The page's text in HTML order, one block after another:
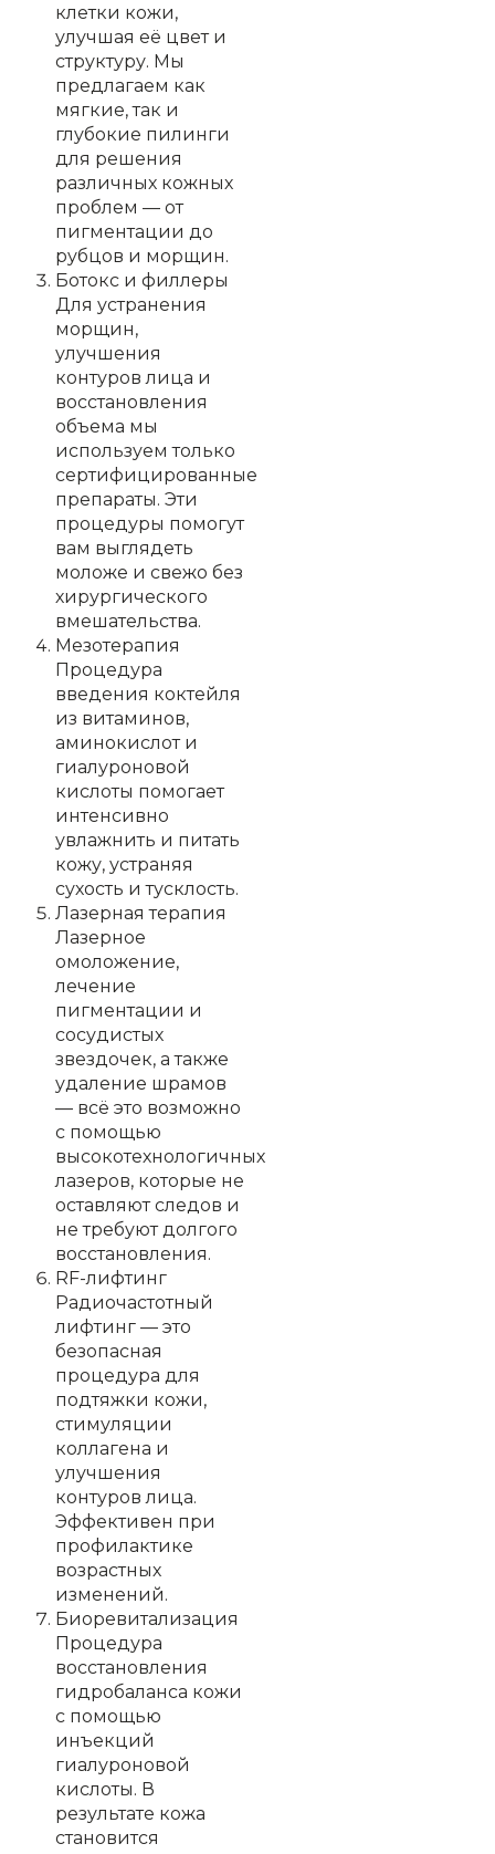
клетки кожи,
улучшая её цвет и
структуру. Мы
предлагаем как
мягкие, так и
глубокие пилинги
для решения
различных кожных
проблем — от
пигментации до
рубцов и морщин.
Ботокс и филлеры
Для устранения
морщин,
улучшения
контуров лица и
восстановления
объема мы
используем только
сертифицированные
препараты. Эти
процедуры помогут
вам выглядеть
моложе и свежо без
хирургического
вмешательства.
Мезотерапия
Процедура
введения коктейля
из витаминов,
аминокислот и
гиалуроновой
кислоты помогает
интенсивно
увлажнить и питать
кожу, устраняя
сухость и тусклость.
Лазерная терапия
Лазерное
омоложение,
лечение
пигментации и
сосудистых
звездочек, а также
удаление шрамов
— всё это возможно
с помощью
высокотехнологичных
лазеров, которые не
оставляют следов и
не требуют долгого
восстановления.
RF-лифтинг
Радиочастотный
лифтинг — это
безопасная
процедура для
подтяжки кожи,
стимуляции
коллагена и
улучшения
контуров лица.
Эффективен при
профилактике
возрастных
изменений.
Биоревитализация
Процедура
восстановления
гидробаланса кожи
с помощью
инъекций
гиалуроновой
кислоты. В
результате кожа
становится